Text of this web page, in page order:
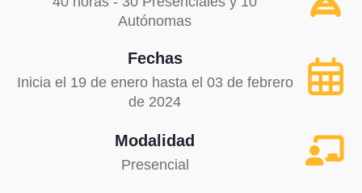
Autónomas
Fechas
Inicia el 19 de enero hasta el 03 de febrero
de 2024
Modalidad
Presencial